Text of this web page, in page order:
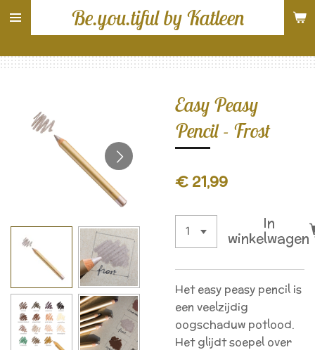
Ga
direct
de
Be.you.tiful by Katleen
Easy Peasy
Pencil - Frost
€ 21,99
In
winkelwagen
Het easy peasy pencil is
een veelzijdig
oogschaduw potlood.
Het glijdt soepel over